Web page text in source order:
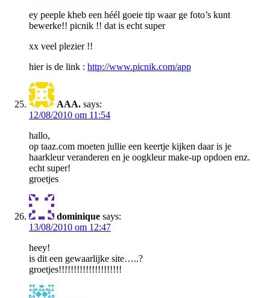
ey peeple kheb een héél goeie tip waar ge foto’s kunt
bewerke!! picnik !! dat is echt super
xx veel plezier !!
hier is de link : http://www.picnik.com/app
AAA. says:
12/08/2010 om 11:54
hallo,
op taaz.com moeten jullie een keertje kijken daar is je
haarkleur veranderen en je oogkleur make-up opdoen enz.
echt super!
groetjes
dominique says:
13/08/2010 om 12:47
heey!
is dit een gewaarlijke site…..?
groetjes!!!!!!!!!!!!!!!!!!!!!